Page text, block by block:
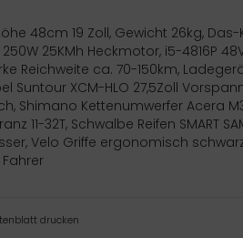
48cm 19 Zoll, Gewicht 26kg,
250W 25KMh Heckmotor, i5-4816P
Reichweite ca. 70-150km,
Suntour XCM-HLO 27,5Zoll
Shimano Kettenumwerfer Acera
11-32T, Schwalbe Reifen SMART
Velo Griffe ergonomisch
Fahrer
drucken